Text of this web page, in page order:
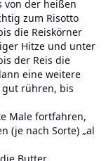
von der heißen
zum Risotto
die Reiskörner
Hitze und unter
der Reis die
eine weitere
rühren, bis
Male fortfahren,
(je nach Sorte) „al
Butter